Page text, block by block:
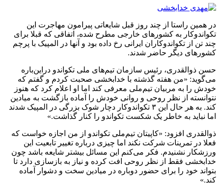
در همین راستا از چند روز قبل شایعاتی پیرامون مهاجرت این
تکواندوکار به کشورهای خارجی مطرح شده، اتفاقی که قبلا برای
چند تن از تکواندوکاران ایرانی رخ داده بود و آنها در المپیک با پرچم
کشورهای دیگر حاضر شدند.
حسن ذوالقدری، رئیس سازمان تیم‌های ملی تکواندو دراین‌باره
می‌گوید: «من هفته گذشته با خدابخشی صحبت کردم و گفتم که
خودش را به مربیان تیم‌ملی معرفی کند اما او اعلام کرد که هنوز
نتوانسته از نظر روحی و روانی خودش را آماده بازگشت به میادین
کند. به هر حال این ٣ تکواندوکار دچار شوک بزرگی در المپیک شدند
اما نباید به خاطر یک شکست تکواندو را کنار گذاشت.»
ذوالقدری افزود: «کاپیتان تیم‌ملی تکواندو از من اجازه خواست که
فعلا در تمرینات شرکت نکند اما چیزی درباره تغییر تابعیت این
ورزشکار نشنیدم. فکر می‌کنم این مسائل بیشتر شایعه باشد چون
خدابخشی فقط از نظر روحی افت کرده و نیاز به بازسازی دارد تا
بتواند خود را برای حضور دوباره در میادین سخت و دشوار آماده
کند.»